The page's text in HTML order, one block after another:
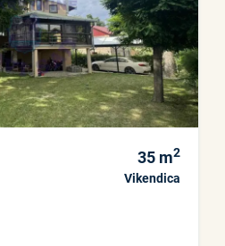
35 m2
Vikendica